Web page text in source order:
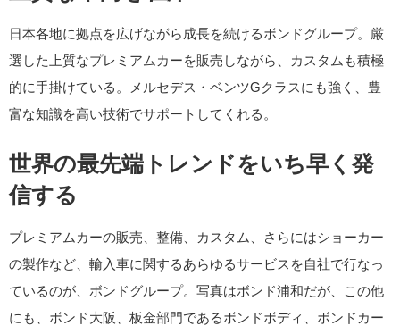
日本各地に拠点を広げながら成長を続けるボンドグループ。厳
選した上質なプレミアムカーを販売しながら、カスタムも積極
的に手掛けている。メルセデス・ベンツGクラスにも強く、豊
富な知識を高い技術でサポートしてくれる。
世界の最先端トレンドをいち早く発
信する
プレミアムカーの販売、整備、カスタム、さらにはショーカー
の製作など、輸入車に関するあらゆるサービスを自社で行なっ
ているのが、ボンドグループ。写真はボンド浦和だが、この他
にも、ボンド大阪、板金部門であるボンドボディ、ボンドカー